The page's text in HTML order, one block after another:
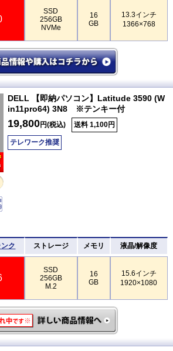
SSD
256GB
NVMe
16
GB
13.3インチ
1366×768
DELL 【即納パソコン】Latitude 3590 (W
in11pro64) 3N8 ※テンキー付
19,800円(税込) 送料 1,100円
テレワーク推奨
ク ストレージ メモリ 液晶/解像度
SSD
256GB
M.2
16
GB
15.6インチ
1920×1080